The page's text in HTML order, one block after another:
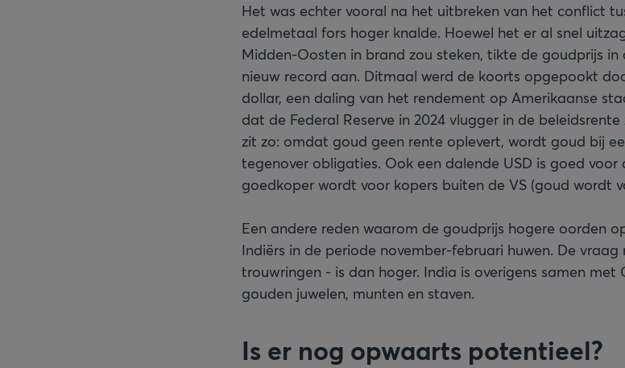
Het was echter vooral na het uitbreken van het conflict
edelmetaal fors hoger knalde. Hoewel het er al snel
Midden-Oosten in brand zou steken, tikte de goudprijs
nieuw record aan. Ditmaal werd de koorts opgepookt
dollar, een daling van het rendement op Amerikaanse
dat de Federal Reserve in 2024 vlugger in de
zit zo: omdat goud geen rente oplevert, wordt goud bij
tegenover obligaties. Ook een dalende USD is goed
goedkoper wordt voor kopers buiten de VS (goud wordt
Een andere reden waarom de goudprijs hogere oorden
Indiërs in de periode november-februari huwen. De
trouwringen - is dan hoger. India is overigens samen
gouden juwelen, munten en staven.
Is er nog opwaarts potentieel?